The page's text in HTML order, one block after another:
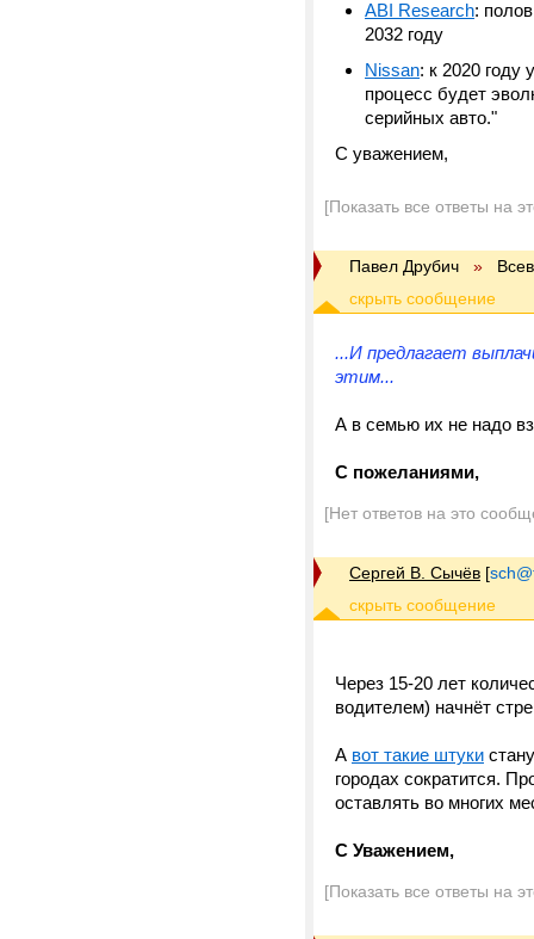
ABI Research:
2032 году
Nissan: к 2020 году
процесс будет
серийных авто."
С уважением,
[Показать все ответы на
Павел Друбич »
...И предлагает
этим...
А в семью их не надо
С пожеланиями,
[Нет ответов на это
Сергей В. Сычёв [
Через 15-20 лет
водителем) начнёт
А вот такие штуки
городах сократится.
оставлять во многих
С Уважением,
[Показать все ответы на